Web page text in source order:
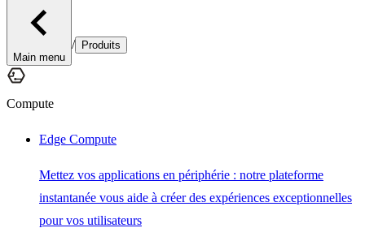
Main menu
/ Produits
Compute
Edge Compute
Mettez vos applications en périphérie : notre plateforme
instantanée vous aide à créer des expériences exceptionnelles
pour vos utilisateurs